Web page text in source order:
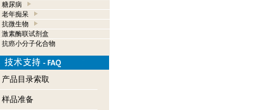
糖尿病
老年痴呆
抗微生物
激素酶联试剂盒
抗癌小分子化合物
产品目录索取
样品准备